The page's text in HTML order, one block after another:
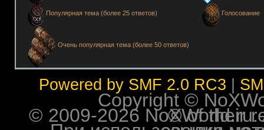
Популярная тема (более 25 ответов)
Очень популярная тема (более 50 ответов)
Голосование
Powered by SMF 2.0 RC3
Copyright ©
© 2009-2026 NoXWorld.ru. All